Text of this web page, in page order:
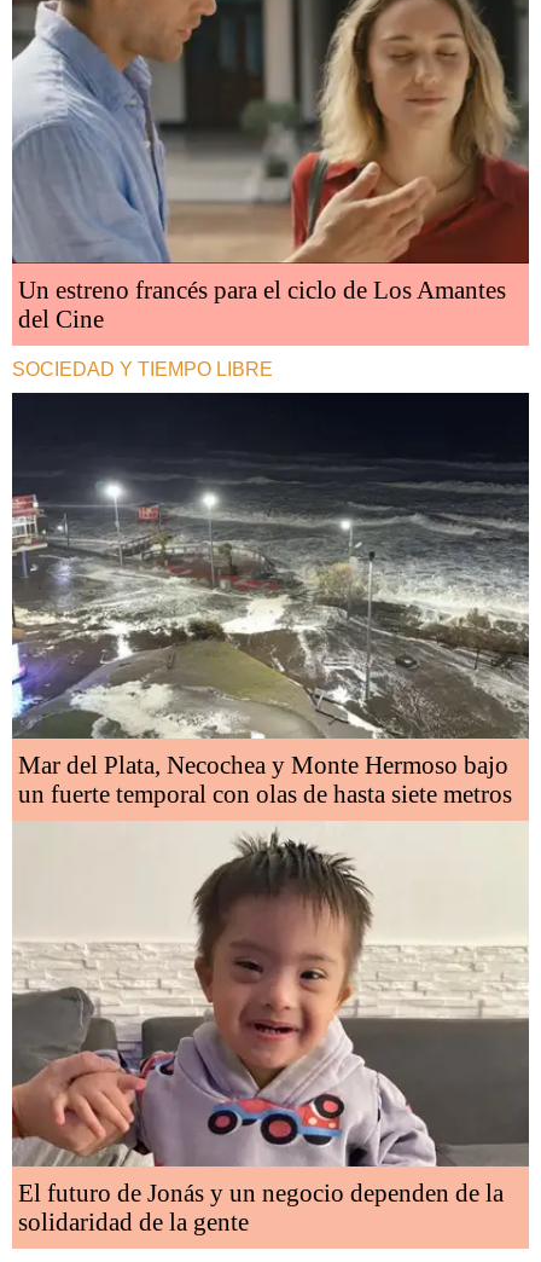
Un estreno francés para el ciclo de Los Amantes
del Cine
SOCIEDAD Y TIEMPO LIBRE
Mar del Plata, Necochea y Monte Hermoso bajo
un fuerte temporal con olas de hasta siete metros
El futuro de Jonás y un negocio dependen de la
solidaridad de la gente